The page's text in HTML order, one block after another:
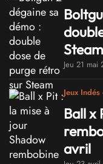
Steam
Jeu 21 mai
Jeux
Ball x
avril